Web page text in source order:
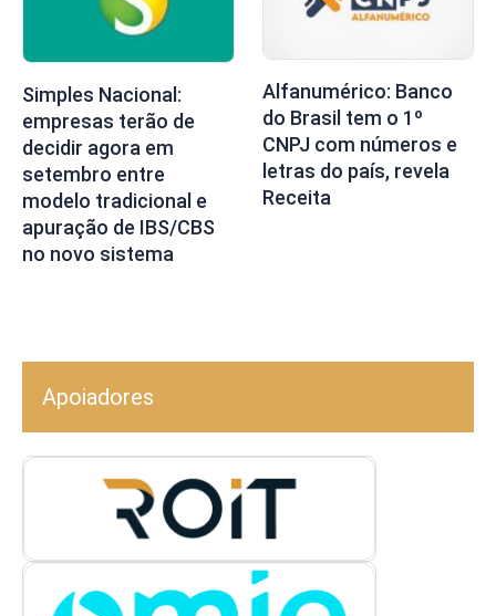
Simples Nacional:
empresas terão de
decidir agora em
setembro entre
modelo tradicional e
apuração de IBS/CBS
no novo sistema
Alfanumérico: Banco
do Brasil tem o 1º
CNPJ com números e
letras do país, revela
Receita
Apoiadores